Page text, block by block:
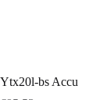
Ytx20l-bs Accu